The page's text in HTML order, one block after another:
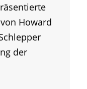
Howard
der